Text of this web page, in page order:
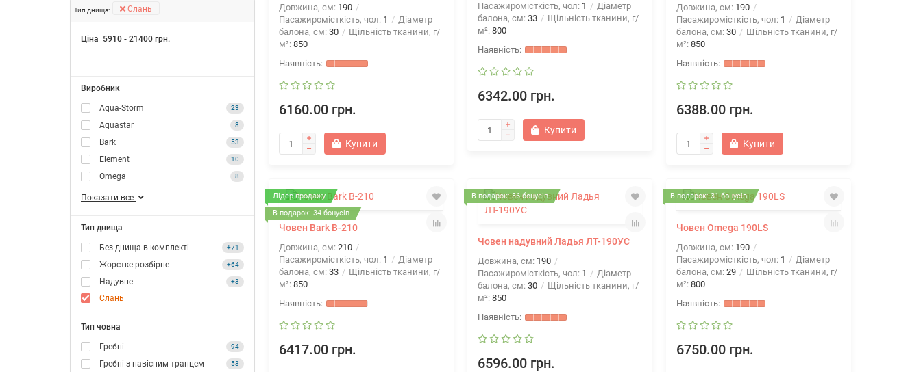
Тип днища: Слань
Ціна 5910 - 21400 грн.
Виробник
Aqua-Storm 23
Aquastar 8
Bark 53
Element 10
Omega 8
Показати все
Тип днища
Без днища в комплекті +71
Жорстке розбірне +64
Надувне +3
Слань
Тип човна
Гребні 94
Гребні з навісним транцем 53
Довжина, см: 190
Пасажиромісткість, чол: 1
Діаметр
балона, см: 30
Щільність тканини, г/
м²: 850
6160.00 грн.
Купити
Пасажиромісткість, чол: 1
Діаметр
балона, см: 33
Щільність тканини, г/
м²: 800
6342.00 грн.
Купити
Довжина, см: 190
Пасажиромісткість, чол: 1
Діаметр
балона, см: 30
Щільність тканини, г/
м²: 850
6388.00 грн.
Купити
Лідер продажу
В подарок: 34 бонусів
Човен Bark B-210
Довжина, см: 210
Пасажиромісткість, чол: 1
Діаметр
балона, см: 33
Щільність тканини, г/
м²: 850
6417.00 грн.
В подарок: 36 бонусів
Човен надувний Ладья ЛТ-190УС
Довжина, см: 190
Пасажиромісткість, чол: 1
Діаметр
балона, см: 30
Щільність тканини, г/
м²: 850
6596.00 грн.
В подарок: 31 бонусів
Човен Omega 190LS
Довжина, см: 190
Пасажиромісткість, чол: 1
Діаметр
балона, см: 29
Щільність тканини, г/
м²: 800
6750.00 грн.